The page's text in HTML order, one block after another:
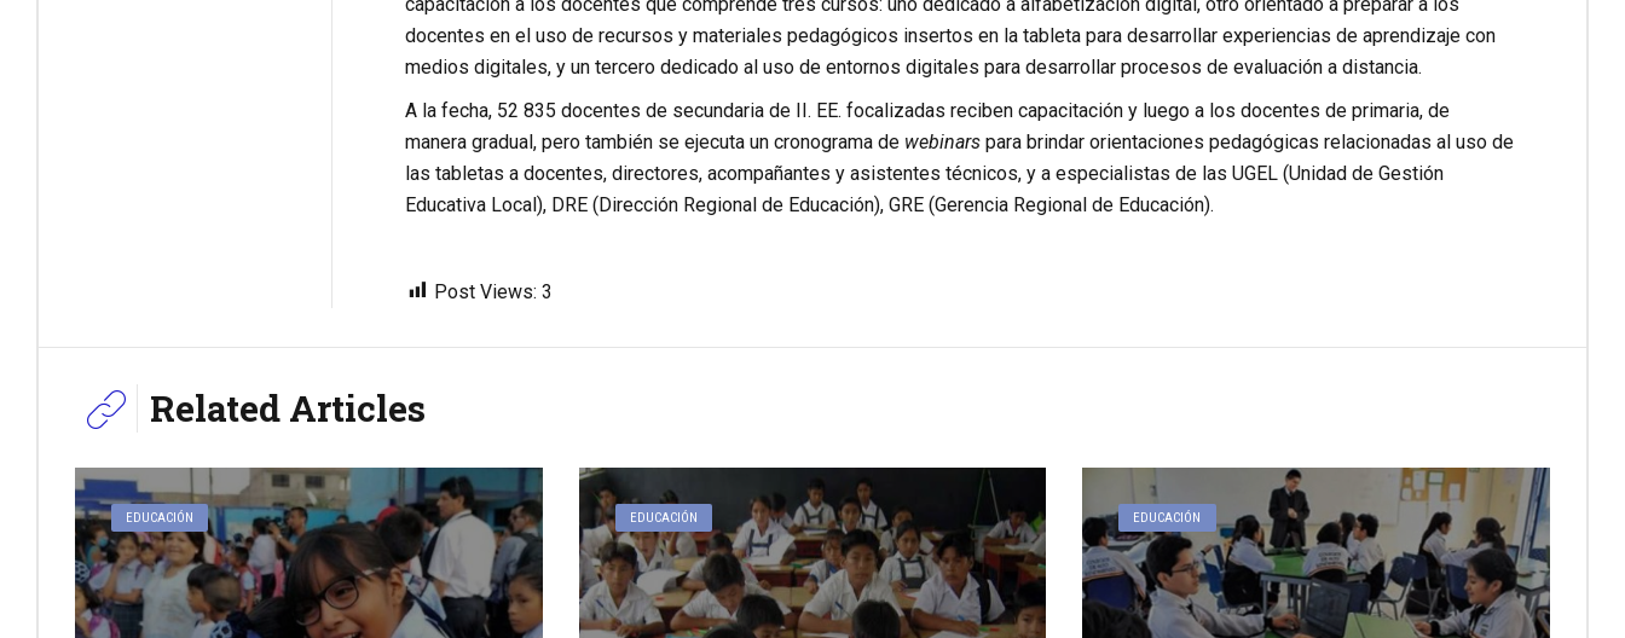
docentes en el uso de recursos y materiales pedagógicos insertos en la tableta para desarrollar experiencias de aprendizaje con
medios digitales, y un tercero dedicado al uso de entornos digitales para desarrollar procesos de evaluación a distancia.
A la fecha, 52 835 docentes de secundaria de II. EE. focalizadas reciben capacitación y luego a los docentes de primaria, de
manera gradual, pero también se ejecuta un cronograma de webinarspara brindar orientaciones pedagógicas relacionadas al uso de
las tabletas a docentes, directores, acompañantes y asistentes técnicos, y a especialistas de las UGEL (Unidad de Gestión
Educativa Local), DRE (Dirección Regional de Educación), GRE (Gerencia Regional de Educación).
Post Views: 3
Related Articles
EDUCACIÓN EDUCACIÓN EDUCACIÓN